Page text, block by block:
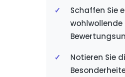
Schaffen Sie
wohlwollende
Notieren Sie